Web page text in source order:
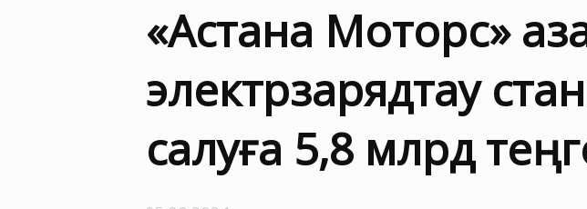
«Астана Моторс»
электрзарядтау
салуға 5,8 млрд